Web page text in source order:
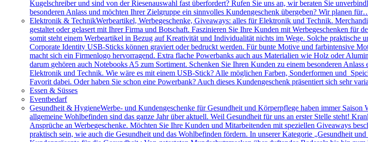
Kugelschreiber und sind von der Riesenauswahl fast überfordert? Rufen Sie uns an, wir beraten Sie
besonderen Anlass und möchten Ihrer Zielgruppe ein sinnvolles Kundengeschenk übergeben? Wir planen
Elektronik & TechnikWerbeartikel, Werbegeschenke, Giveaways: alles für Elektronik und Technik.
gestaltet oder gelasert mit Ihrer Firma und Botschaft. Faszinieren Sie Ihre Kunden mit Werbegeschenken
somit steht einem Werbeartikel in Bezug auf Kreativität und Individualität nichts im Wege. Solche
Corporate Identity USB-Sticks können graviert oder bedruckt werden. Für bunte Motive und farbintensive
macht sich ein Firmenlogo hervorragend. Extra flache Powerbanks auch aus Materialien wie Holz oder
darum gehören auch Notebooks A5 zum Sortiment. Schenken Sie Ihren Kunden zu einem besonderen
Elektronik und Technik. Wie wäre es mit einem USB-Stick? Alle möglichen Farben, Sonderformen und
Favorit dabei. Oder haben Sie schon eine Powerbank? Auch dieses Kundengeschenk präsentiert sich sehr
Essen & Süsses
Eventbedarf
Gesundheit & HygieneWerbe- und Kundengeschenke für Gesundheit und Körperpflege haben immer
allgemeine Wohlbefinden sind das ganze Jahr über aktuell. Weil Gesundheit für uns an erster Stelle steht!
Ansprüche an Werbegeschenke. Möchten Sie Ihre Kunden und Mitarbeitenden mit speziellen Giveaways
praktisch sein, wie auch die Gesundheit und das Wohlbefinden fördern. In unserer Kategorie „Gesundheit